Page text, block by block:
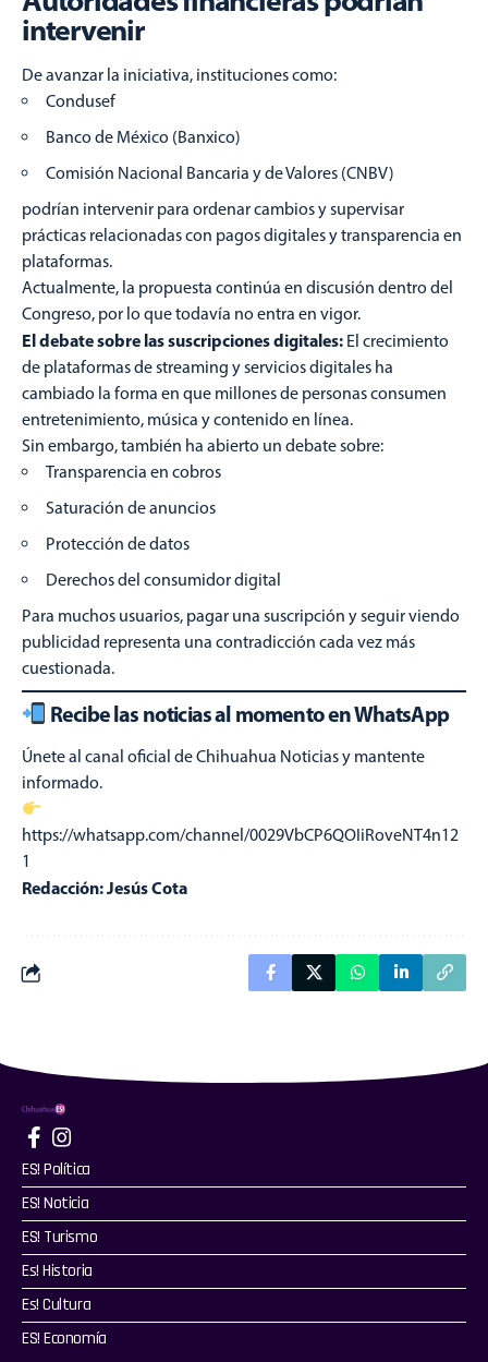
intervenir
De avanzar la iniciativa, instituciones como:
Condusef
Banco de México (Banxico)
Comisión Nacional Bancaria y de Valores (CNBV)
podrían intervenir para ordenar cambios y supervisar
prácticas relacionadas con pagos digitales y transparencia en
plataformas.
Actualmente, la propuesta continúa en discusión dentro del
Congreso, por lo que todavía no entra en vigor.
El debate sobre las suscripciones digitales: El crecimiento
de plataformas de streaming y servicios digitales ha
cambiado la forma en que millones de personas consumen
entretenimiento, música y contenido en línea.
Sin embargo, también ha abierto un debate sobre:
Transparencia en cobros
Saturación de anuncios
Protección de datos
Derechos del consumidor digital
Para muchos usuarios, pagar una suscripción y seguir viendo
publicidad representa una contradicción cada vez más
cuestionada.
Recibe las noticias al momento en WhatsApp
Únete al canal oficial de Chihuahua Noticias y mantente
informado.
https://whatsapp.com/channel/0029VbCP6QOIiRoveNT4n12
1
Redacción: Jesús Cota
ES! Política
ES! Noticia
ES! Turismo
Es! Historia
Es! Cultura
ES! Economía